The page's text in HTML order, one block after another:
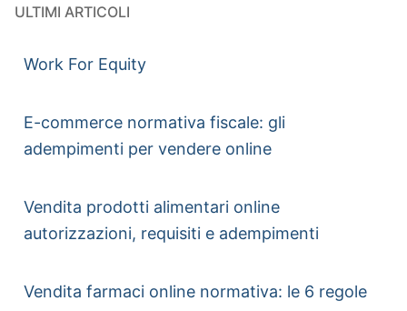
ULTIMI ARTICOLI
Work For Equity
E-commerce normativa fiscale: gli
adempimenti per vendere online
Vendita prodotti alimentari online
autorizzazioni, requisiti e adempimenti
Vendita farmaci online normativa: le 6 regole